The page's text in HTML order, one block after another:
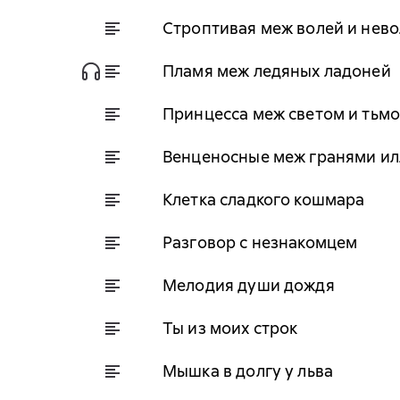
Строптивая меж волей и
Пламя меж ледяных ладоней
Принцесса меж светом и
Венценосные меж гранями
Клетка сладкого кошмара
Разговор с незнакомцем
Мелодия души дождя
Ты из моих строк
Мышка в долгу у льва